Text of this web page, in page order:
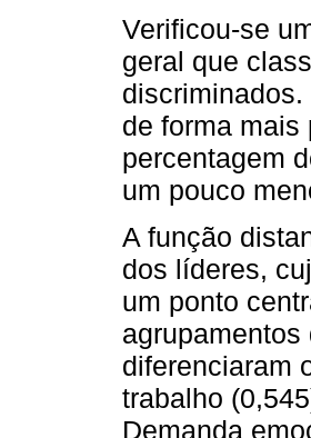
Verificou-se
geral que
de forma mais
percentagem
um pouco
A função
dos líderes,
um ponto
diferenciaram
trabalho
Demanda